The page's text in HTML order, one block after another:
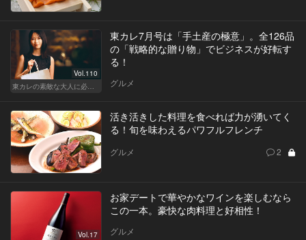
Vol.110
東カレ7月号は「手土産の極意」。全126品
の「戦略的な贈り物」でビジネスが好転す
る！
グルメ
活き活きした料理を食べれば力が湧いてく
る！旬を味わえるパワフルフレンチ
グルメ 2
Vol.17
お家デートで華やかなワインを楽しむなら
この一本。豪快な肉料理と好相性！
グルメ